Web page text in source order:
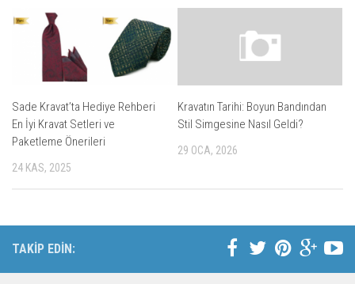
Sade Kravat’ta Hediye Rehberi
En İyi Kravat Setleri ve
Paketleme Önerileri
24 KAS, 2025
Kravatın Tarihi: Boyun Bandından
Stil Simgesine Nasıl Geldi?
29 OCA, 2026
TAKİP EDİN: